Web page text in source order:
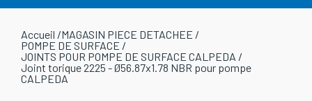
Accueil /MAGASIN PIECE DETACHEE /
POMPE DE SURFACE /
JOINTS POUR POMPE DE SURFACE CALPEDA /
Joint torique 2225 - Ø56.87x1.78 NBR pour pompe
CALPEDA